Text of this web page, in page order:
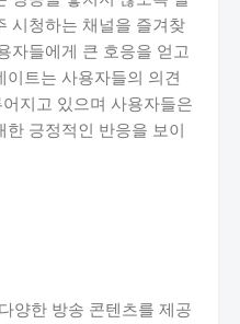
시청하는 채널을 즐겨찾
자들에게 큰 호응을 얻고
트는 사용자들의 의견
지고 있으며 사용자들은
긍정적인 반응을 보이
양한 방송 콘텐츠를 제공